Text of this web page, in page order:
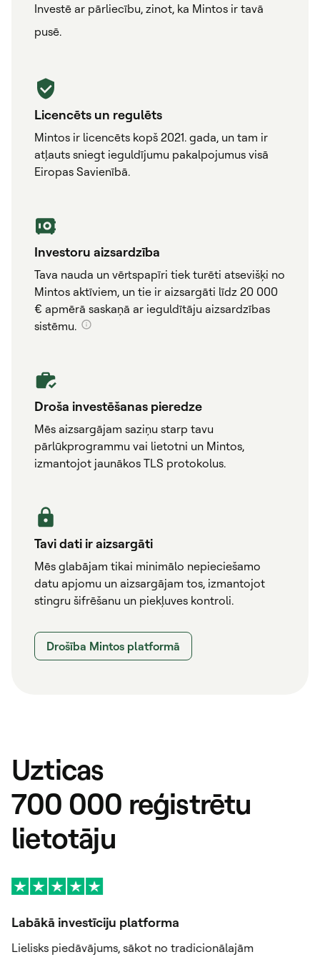
Investē ar pārliecību, zinot, ka Mintos ir tavā
pusē.
Licencēts un regulēts
Mintos ir licencēts kopš 2021. gada, un tam ir
atļauts sniegt ieguldījumu pakalpojumus visā
Eiropas Savienībā.
Investoru aizsardzība
Tava nauda un vērtspapīri tiek turēti atsevišķi no
Mintos aktīviem, un tie ir aizsargāti līdz 20 000
€ apmērā saskaņā ar ieguldītāju aizsardzības
sistēmu.
Droša investēšanas pieredze
Mēs aizsargājam saziņu starp tavu
pārlūkprogrammu vai lietotni un Mintos,
izmantojot jaunākos TLS protokolus.
Tavi dati ir aizsargāti
Mēs glabājam tikai minimālo nepieciešamo
datu apjomu un aizsargājam tos, izmantojot
stingru šifrēšanu un piekļuves kontroli.
Drošība Mintos platformā
Uzticas
700 000 reģistrētu
lietotāju
Labākā investīciju platforma
Lielisks piedāvājums, sākot no tradicionālajām